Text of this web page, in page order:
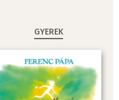
GYEREK